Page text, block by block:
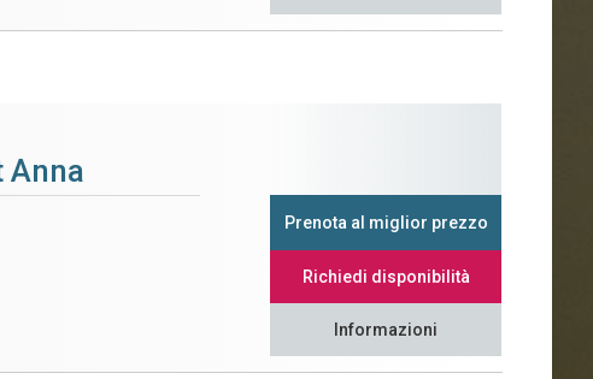
Anna
Prenota al miglior prezzo
Richiedi disponibilità
Informazioni